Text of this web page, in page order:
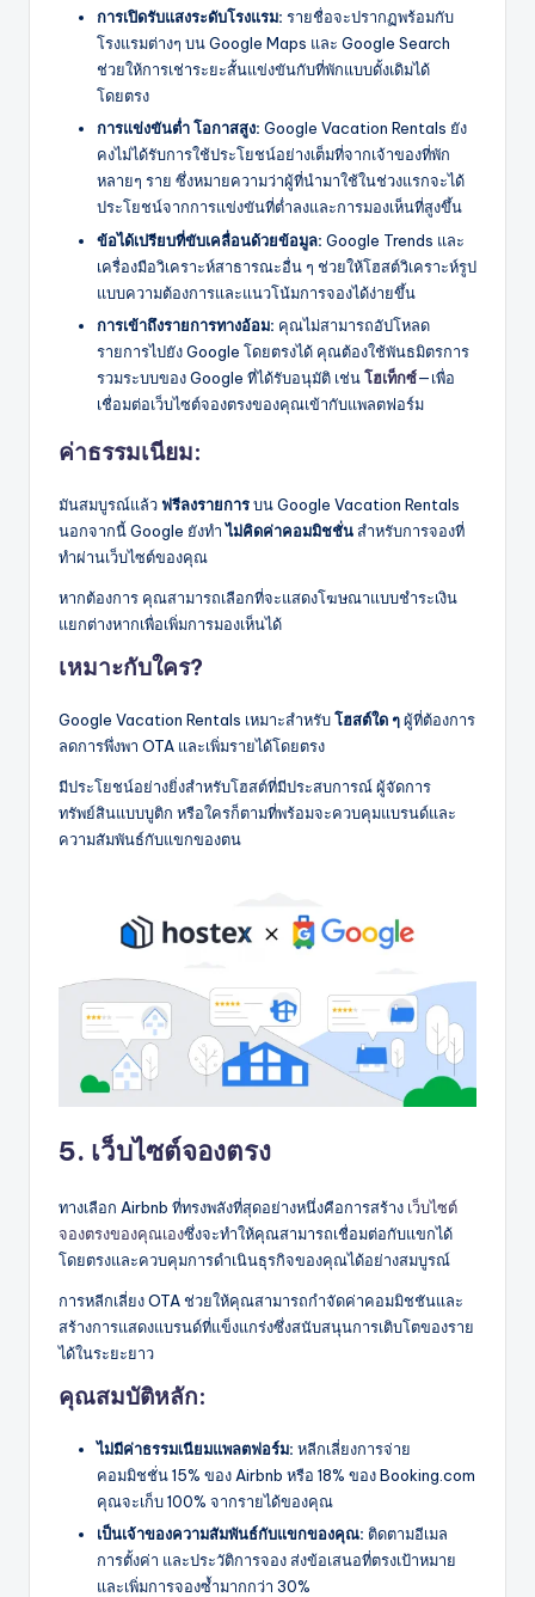
การเปิดรับแสงระดับโรงแรม: รายชื่อจะปรากฏพร้อมกับ
โรงแรมต่างๆ บน Google Maps และ Google Search
ช่วยให้การเช่าระยะสั้นแข่งขันกับที่พักแบบดั้งเดิมได้
โดยตรง
การแข่งขันต่ำ โอกาสสูง: Google Vacation Rentals ยัง
คงไม่ได้รับการใช้ประโยชน์อย่างเต็มที่จากเจ้าของที่พัก
หลายๆ ราย ซึ่งหมายความว่าผู้ที่นำมาใช้ในช่วงแรกจะได้
ประโยชน์จากการแข่งขันที่ต่ำลงและการมองเห็นที่สูงขึ้น
ข้อได้เปรียบที่ขับเคลื่อนด้วยข้อมูล: Google Trends และ
เครื่องมือวิเคราะห์สาธารณะอื่น ๆ ช่วยให้โฮสต์วิเคราะห์รูป
แบบความต้องการและแนวโน้มการจองได้ง่ายขึ้น
การเข้าถึงรายการทางอ้อม: คุณไม่สามารถอัปโหลด
รายการไปยัง Google โดยตรงได้ คุณต้องใช้พันธมิตรการ
รวมระบบของ Google ที่ได้รับอนุมัติ เช่นโฮเท็กซ์—เพื่อ
เชื่อมต่อเว็บไซต์จองตรงของคุณเข้ากับแพลตฟอร์ม
ค่าธรรมเนียม:
มันสมบูรณ์แล้วฟรีลงรายการบน Google Vacation Rentals
นอกจากนี้ Google ยังทำไม่คิดค่าคอมมิชชั่นสำหรับการจองที่
ทำผ่านเว็บไซต์ของคุณ
หากต้องการ คุณสามารถเลือกที่จะแสดงโฆษณาแบบชำระเงิน
แยกต่างหากเพื่อเพิ่มการมองเห็นได้
เหมาะกับใคร?
Google Vacation Rentals เหมาะสำหรับโฮสต์ใด ๆผู้ที่ต้องการ
ลดการพึ่งพา OTA และเพิ่มรายได้โดยตรง
มีประโยชน์อย่างยิ่งสำหรับโฮสต์ที่มีประสบการณ์ ผู้จัดการ
ทรัพย์สินแบบบูติก หรือใครก็ตามที่พร้อมจะควบคุมแบรนด์และ
ความสัมพันธ์กับแขกของตน
5. เว็บไซต์จองตรง
ทางเลือก Airbnb ที่ทรงพลังที่สุดอย่างหนึ่งคือการสร้าง เว็บไซต์
จองตรงของคุณเองซึ่งจะทำให้คุณสามารถเชื่อมต่อกับแขกได้
โดยตรงและควบคุมการดำเนินธุรกิจของคุณได้อย่างสมบูรณ์
การหลีกเลี่ยง OTA ช่วยให้คุณสามารถกำจัดค่าคอมมิชชันและ
สร้างการแสดงแบรนด์ที่แข็งแกร่งซึ่งสนับสนุนการเติบโตของราย
ได้ในระยะยาว
คุณสมบัติหลัก:
ไม่มีค่าธรรมเนียมแพลตฟอร์ม: หลีกเลี่ยงการจ่าย
คอมมิชชั่น 15% ของ Airbnb หรือ 18% ของ Booking.com
คุณจะเก็บ 100% จากรายได้ของคุณ
เป็นเจ้าของความสัมพันธ์กับแขกของคุณ: ติดตามอีเมล
การตั้งค่า และประวัติการจอง ส่งข้อเสนอที่ตรงเป้าหมาย
และเพิ่มการจองซ้ำมากกว่า 30%